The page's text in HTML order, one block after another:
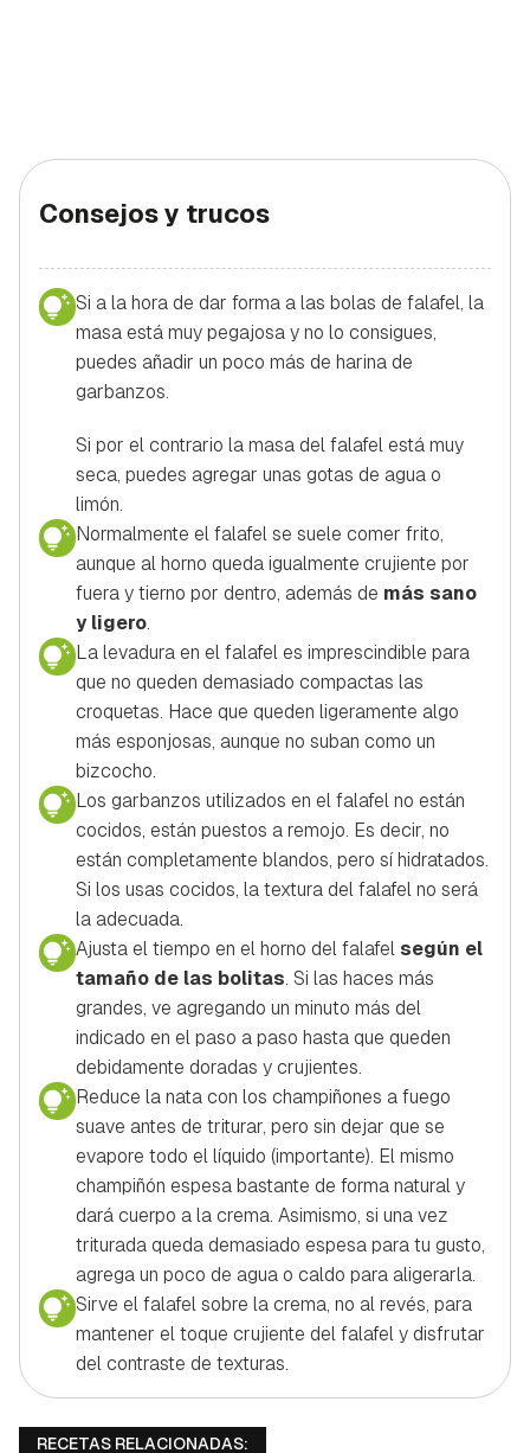
Consejos y trucos
Si a la hora de dar forma a las bolas de falafel, la
masa está muy pegajosa y no lo consigues,
puedes añadir un poco más de harina de
garbanzos.
Si por el contrario la masa del falafel está muy
seca, puedes agregar unas gotas de agua o
limón.
Normalmente el falafel se suele comer frito,
aunque al horno queda igualmente crujiente por
fuera y tierno por dentro, además de más sano
y ligero.
La levadura en el falafel es imprescindible para
que no queden demasiado compactas las
croquetas. Hace que queden ligeramente algo
más esponjosas, aunque no suban como un
bizcocho.
Los garbanzos utilizados en el falafel no están
cocidos, están puestos a remojo. Es decir, no
están completamente blandos, pero sí hidratados.
Si los usas cocidos, la textura del falafel no será
la adecuada.
Ajusta el tiempo en el horno del falafel según el
tamaño de las bolitas. Si las haces más
grandes, ve agregando un minuto más del
indicado en el paso a paso hasta que queden
debidamente doradas y crujientes.
Reduce la nata con los champiñones a fuego
suave antes de triturar, pero sin dejar que se
evapore todo el líquido (importante). El mismo
champiñón espesa bastante de forma natural y
dará cuerpo a la crema. Asimismo, si una vez
triturada queda demasiado espesa para tu gusto,
agrega un poco de agua o caldo para aligerarla.
Sirve el falafel sobre la crema, no al revés, para
mantener el toque crujiente del falafel y disfrutar
del contraste de texturas.
RECETAS RELACIONADAS: